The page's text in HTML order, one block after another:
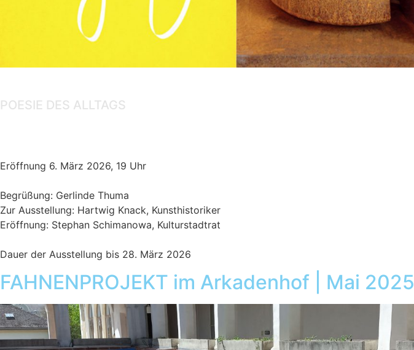
POESIE DES ALLTAGS
Eröffnung 6. März 2026, 19 Uhr
Begrüßung: Gerlinde Thuma
Zur Ausstellung: Hartwig Knack, Kunsthistoriker
Eröffnung: Stephan Schimanowa, Kulturstadtrat
Dauer der Ausstellung bis 28. März 2026
FAHNENPROJEKT im Arkadenhof | Mai 2025